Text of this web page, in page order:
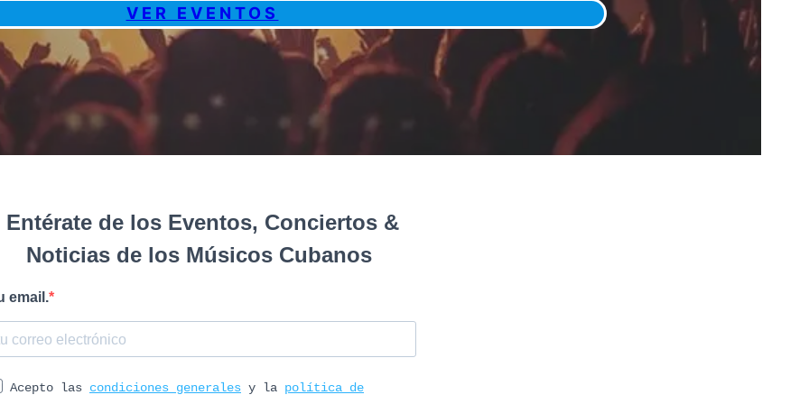
VER EVENTOS
Entérate de los Eventos, Conciertos &
Noticias de los Músicos Cubanos
email.
Acepto las condiciones generales y la política de